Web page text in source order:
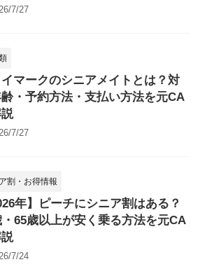
7/27
イマークのシニアメイトとは？対
・予約方法・支払い方法を元CA
7/27
割・お得情報
年】ピーチにシニア割はある？
・65歳以上が安く乗る方法を元CA
7/24